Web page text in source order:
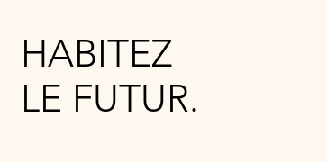
HABITEZ
LE FUTUR.